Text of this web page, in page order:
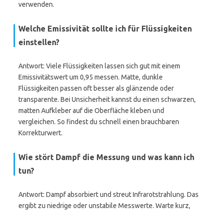
verwenden.
Welche Emissivität sollte ich für Flüssigkeiten
einstellen?
Antwort: Viele Flüssigkeiten lassen sich gut mit einem
Emissivitätswert um 0,95 messen. Matte, dunkle
Flüssigkeiten passen oft besser als glänzende oder
transparente. Bei Unsicherheit kannst du einen schwarzen,
matten Aufkleber auf die Oberfläche kleben und
vergleichen. So findest du schnell einen brauchbaren
Korrekturwert.
Wie stört Dampf die Messung und was kann ich
tun?
Antwort: Dampf absorbiert und streut Infrarotstrahlung. Das
ergibt zu niedrige oder unstabile Messwerte. Warte kurz,